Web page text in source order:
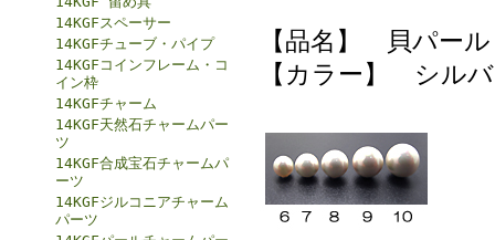
14KGFスペーサー
14KGFチューブ・パイプ
14KGFコインフレーム・コ
イン枠
14KGFチャーム
14KGF天然石チャームパー
ツ
14KGF合成宝石チャームパ
ーツ
14KGFジルコニアチャーム
パーツ
【品名】 貝パー
【カラー】 シル